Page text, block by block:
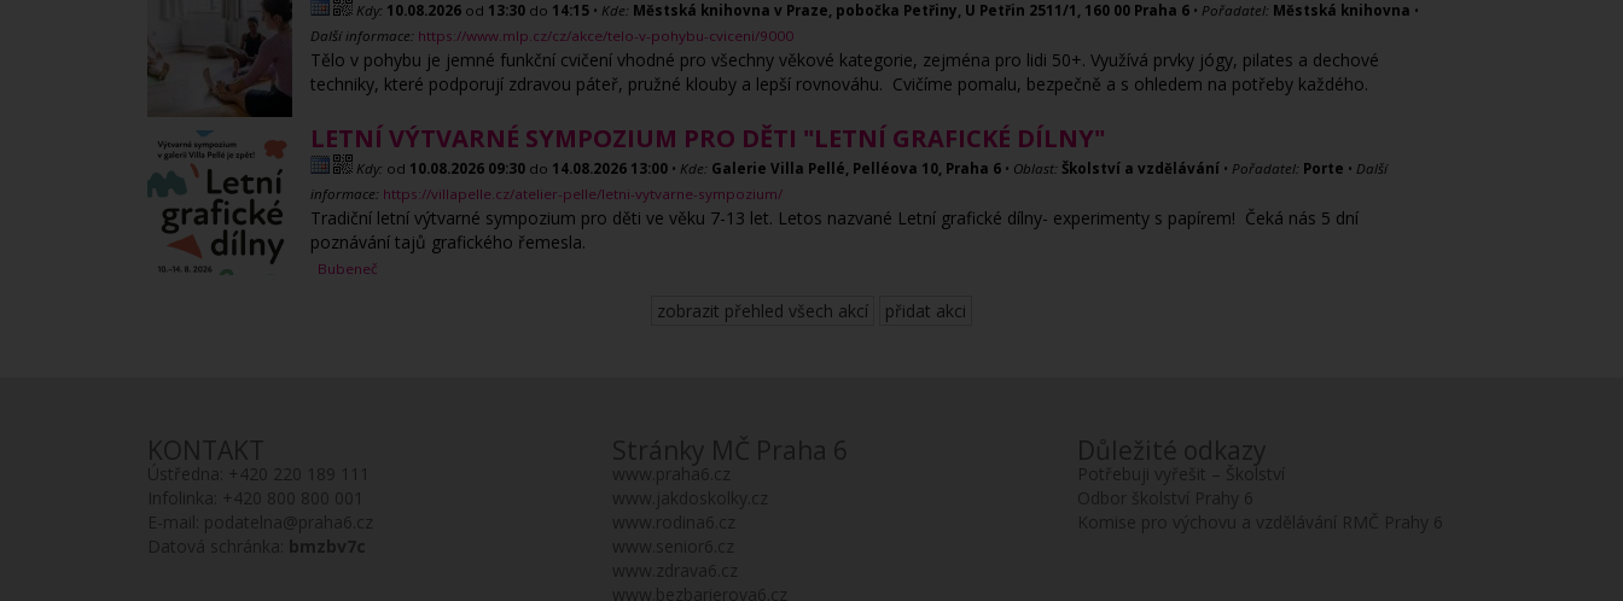
Kdy: 10.08.2026 od 13:30 do 14:15 • Kde: Městská knihovna v Praze, pobočka Petřiny, U Petřin 2511/1, 160 00 Praha 6 • Pořadatel: Městská knihovna •
Další informace: https://www.mlp.cz/cz/akce/telo-v-pohybu-cviceni/9000
Tělo v pohybu je jemné funkční cvičení vhodné pro všechny věkové kategorie, zejména pro lidi 50+. Využívá prvky jógy, pilates a dechové
techniky, které podporují zdravou páteř, pružné klouby a lepší rovnováhu. Cvičíme pomalu, bezpečně a s ohledem na potřeby každého.
LETNÍ VÝTVARNÉ SYMPOZIUM PRO DĚTI "LETNÍ GRAFICKÉ DÍLNY"
Kdy: od 10.08.2026 09:30 do 14.08.2026 13:00 • Kde: Galerie Villa Pellé, Pelléova 10, Praha 6 • Oblast: Školství a vzdělávání • Pořadatel: Porte • Další
informace: https://villapelle.cz/atelier-pelle/letni-vytvarne-sympozium/
Tradiční letní výtvarné sympozium pro děti ve věku 7-13 let. Letos nazvané Letní grafické dílny- experimenty s papírem! Čeká nás 5 dní
poznávání tajů grafického řemesla.
Bubeneč
zobrazit přehled všech akcí přidat akci
KONTAKT
Ústředna: +420 220 189 111
Infolinka: +420 800 800 001
E-mail: podatelna@praha6.cz
Datová schránka: bmzbv7c
Stránky MČ Praha 6
www.praha6.cz
www.jakdoskolky.cz
www.rodina6.cz
www.senior6.cz
www.zdrava6.cz
www.bezbarierova6.cz
Důležité odkazy
Potřebuji vyřešit – Školství
Odbor školství Prahy 6
Komise pro výchovu a vzdělávání RMČ Prahy 6